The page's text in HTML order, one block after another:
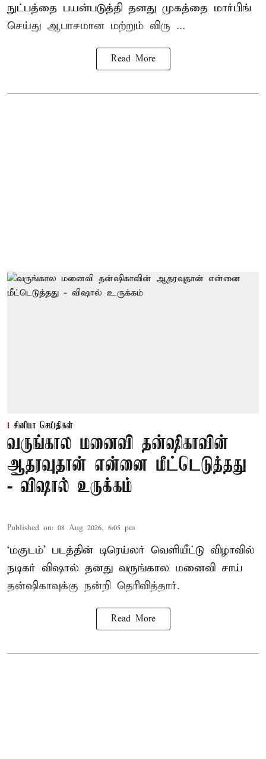
நுட்பத்தை பயன்படுத்தி தனது முகத்தை மார்பிங்
செய்து ஆபாசமான மற்றும் விரு ...
Read More
சினிமா செய்திகள்
வருங்கால மனைவி தன்ஷிகாவின்
ஆதரவுதான் என்னை மீட்டெடுத்தது
- விஷால் உருக்கம்
Published on: 08 Aug 2026, 6:05 pm
‘மகுடம்’ படத்தின் டிரெய்லர் வெளியீட்டு விழாவில்
நடிகர் விஷால் தனது வருங்கால மனைவி சாய்
தன்ஷிகாவுக்கு நன்றி தெரிவித்தார்.
Read More